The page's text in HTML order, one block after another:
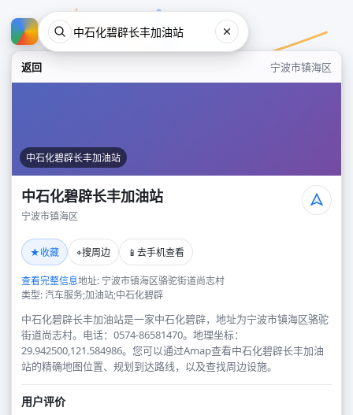
返回 宁波市镇海区
中石化碧辟长丰加油站
中石化碧辟长丰加油站
宁波市镇海区
★收藏 ⌖搜周边 📱 去手机查看
查看完整信息地址: 宁波市镇海区骆驼街道尚志村
类型: 汽车服务;加油站;中石化碧辟
中石化碧辟长丰加油站是一家中石化碧辟，地址为宁波市镇海区骆驼
街道尚志村。电话：0574-86581470。地理坐标：
29.942500,121.584986。您可以通过Amap查看中石化碧辟长丰加油
站的精确地图位置、规划到达路线，以及查找周边设施。
用户评价